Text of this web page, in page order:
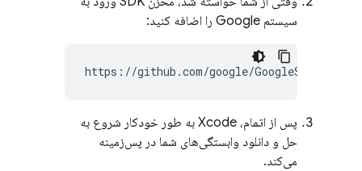
سیستم Google را اضافه کنید:
پس از اتمام، Xcode به طور خودکار شروع به
حل و دانلود وابستگی‌های شما در پس‌زمینه
می‌کند.